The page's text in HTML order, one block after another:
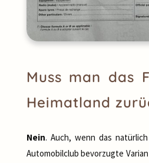
Muss man das
Heimatland
Nein. Auch, wenn das
Automobilclub bevorzugte